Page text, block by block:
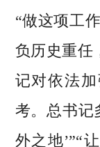
“做这项工
负历史重任
记对依法
考。总书记
外之地’”“